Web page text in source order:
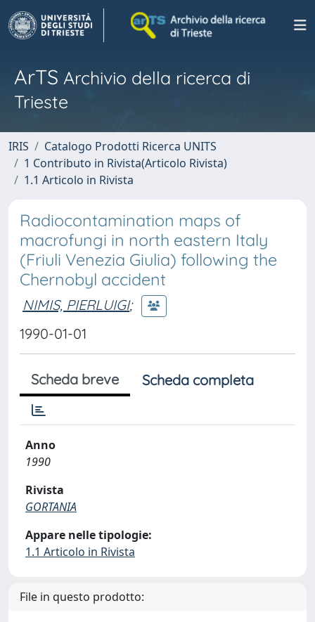
ArTS Archivio della ricerca di
Trieste
IRIS
Catalogo Prodotti Ricerca UNITS
1 Contributo in Rivista(Articolo Rivista)
1.1 Articolo in Rivista
Radiocontamination maps of
macrofungi in north eastern Italy
(Friuli Venezia Giulia) following the
Chernobyl accident
NIMIS, PIERLUIGI;
1990-01-01
Scheda breve Scheda completa
Anno
1990
Rivista
GORTANIA
Appare nelle tipologie:
1.1 Articolo in Rivista
File in questo prodotto: